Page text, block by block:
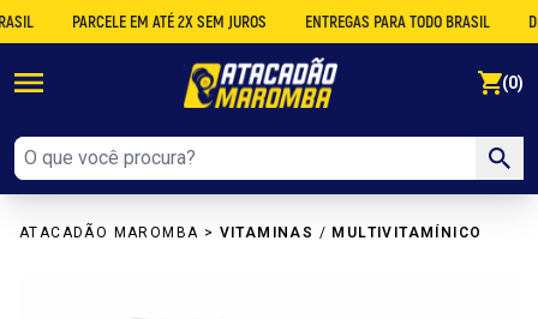
PARCELE EM ATÉ 2X SEM JUROS ENTREGAS PARA TODO BRASIL
(0)
ATACADÃO MAROMBA > VITAMINAS / MULTIVITAMÍNICO